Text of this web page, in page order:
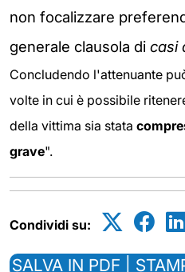
non focalizzare
generale clausola di casi
Concludendo l'attenuante
volte in cui è possibile
della vittima sia stata
grave".
Condividi su:
SALVA IN PDF |